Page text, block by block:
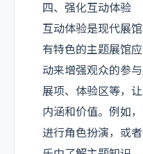
四、强化互动体验
互动体验是现代展
有特色的主题展馆
动来增强观众的参
展项、体验区等，
内涵和价值。例如
进行角色扮演，或